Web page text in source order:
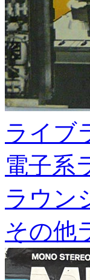
ライブ
電子系
ラウン
その他